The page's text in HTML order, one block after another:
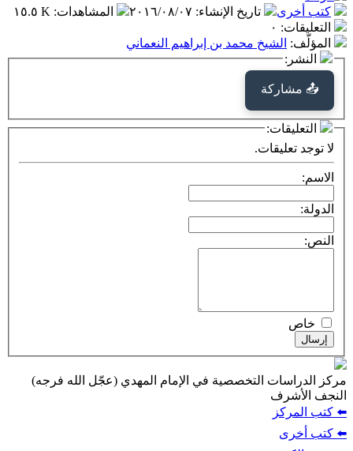
كتب أخرى تاريخ الإنشاء: ٢٠١٦/٠٨/٠٧ المشاهدات: ١٥.٥ K
التعليقات: ٠
المؤلّف: الشيخ محمد بن إبراهيم النعماني
النشر:
📤 مشاركة
التعليقات:
لا توجد تعليقات.
الاسم:
الدولة:
النص:
خاص
إرسال
مركز الدراسات التخصصية في الإمام المهدي (عجّل الله فرجه)
النجف الأشرف
⬅️ كتب المركز
⬅️ كتب أخرى